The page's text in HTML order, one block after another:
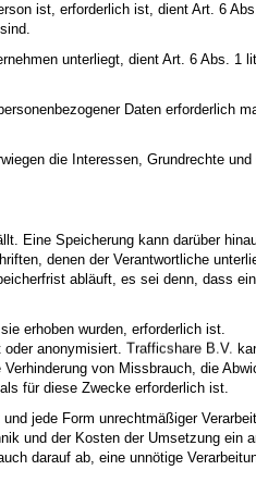
ist, erforderlich ist, dient Art. 6
unterliegt, dient Art. 6 Abs. 1
Daten erforderlich
die Interessen, Grundrechte
Eine Speicherung kann darüber
denen der Verantwortliche
abläuft, es sei denn, dass
erhoben wurden, erforderlich ist.
oder anonymisiert.
von Missbrauch, die
für diese Zwecke erforderlich ist.
jede Form unrechtmäßiger
und der Kosten der Umsetzung ein
darauf ab, eine unnötige